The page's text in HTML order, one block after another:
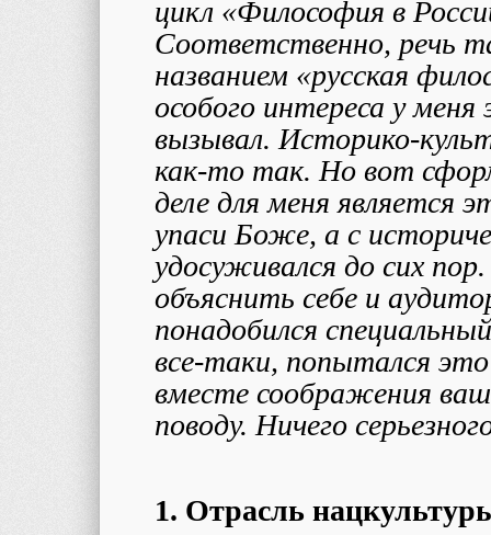
цикл «Философия в
Соответственно, речь
названием «русская
особого интереса у
вызывал. Историко-
как-то так. Но вот
деле для меня является
упаси Боже, а с
удосуживался до сих
объяснить себе и
понадобился
все-таки, попытался
вместе соображения
поводу. Ничего
1. Отрасль